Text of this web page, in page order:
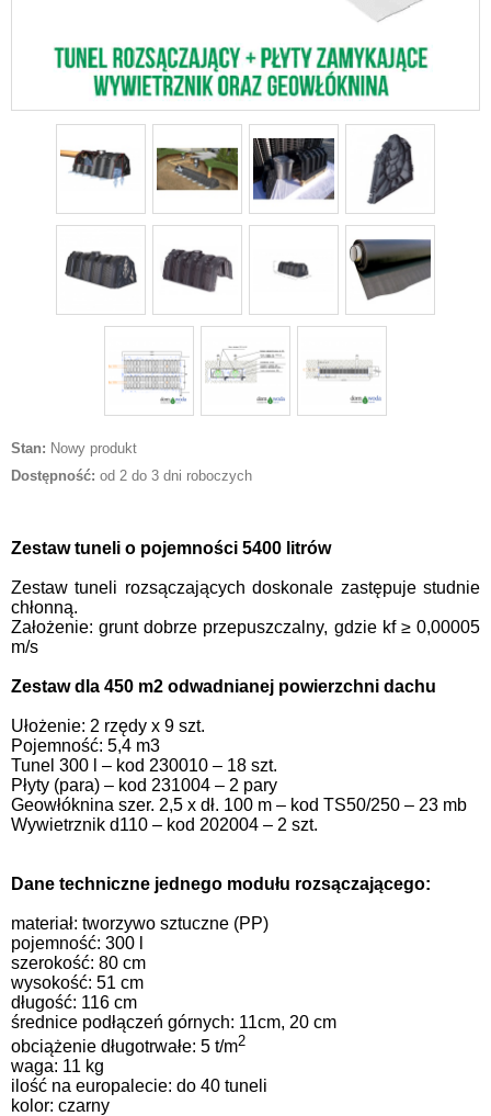
Stan: Nowy produkt
Dostępność: od 2 do 3 dni roboczych
Zestaw tuneli o pojemności 5400 litrów
Zestaw tuneli rozsączających doskonale zastępuje studnie
chłonną.
Założenie: grunt dobrze przepuszczalny, gdzie kf ≥ 0,00005
m/s
Zestaw dla 450 m2 odwadnianej powierzchni dachu
Ułożenie: 2 rzędy x 9 szt.
Pojemność: 5,4 m3
Tunel 300 l – kod 230010 – 18 szt.
Płyty (para) – kod 231004 – 2 pary
Geowłóknina szer. 2,5 x dł. 100 m – kod TS50/250 – 23 mb
Wywietrznik d110 – kod 202004 – 2 szt.
Dane techniczne jednego modułu rozsączającego:
materiał: tworzywo sztuczne (PP)
pojemność: 300 l
szerokość: 80 cm
wysokość: 51 cm
długość: 116 cm
średnice podłączeń górnych: 11cm, 20 cm
obciążenie długotrwałe: 5 t/m2
waga: 11 kg
ilość na europalecie: do 40 tuneli
kolor: czarny